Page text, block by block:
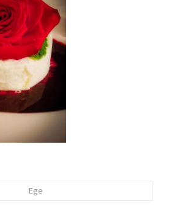
Ege